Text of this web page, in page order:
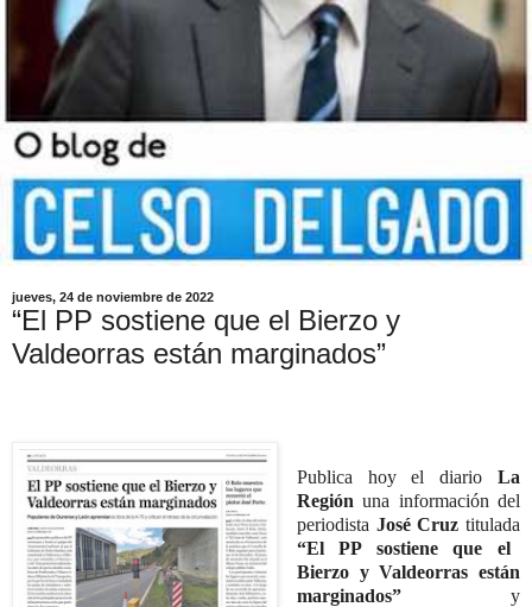
jueves, 24 de noviembre de 2022
“El PP sostiene que el Bierzo y
Valdeorras están marginados”
Publica hoy el diario La
Regiónuna información del
periodista José Cruz titulada
“El PP sostiene que el
Bierzo y Valdeorras están
marginados” y